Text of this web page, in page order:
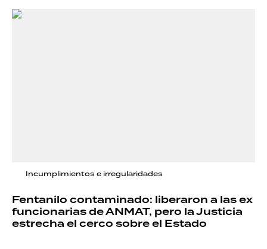
Incumplimientos e irregularidades
Fentanilo contaminado: liberaron a las ex
funcionarias de ANMAT, pero la Justicia
estrecha el cerco sobre el Estado